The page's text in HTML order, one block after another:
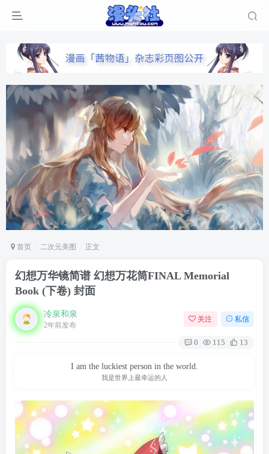
首页 二次元美图 正文
幻想万华镜简谱 幻想万花筒FINAL Memorial
Book (下卷) 封面
冷泉和泉
2年前发布
关注 私信
0 115 13
I am the luckiest person in the world.
我是世界上最幸运的人